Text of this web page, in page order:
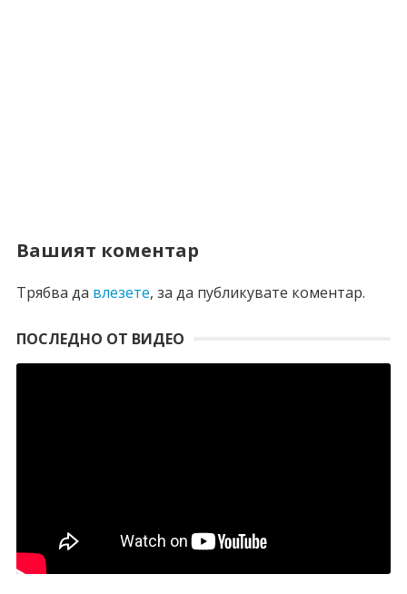
Вашият коментар
Трябва да влезете, за да публикувате коментар.
ПОСЛЕДНО ОТ ВИДЕО